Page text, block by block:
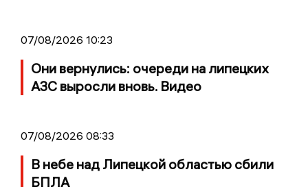
07/08/2026 10:23
Они вернулись: очереди на липецких
АЗС выросли вновь. Видео
07/08/2026 08:33
В небе над Липецкой областью сбили
БПЛА